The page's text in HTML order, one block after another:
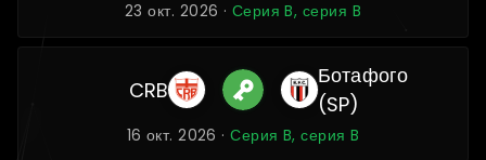
23 окт. 2026 · Серия B, серия B
CRB
Ботафого
(SP)
16 окт. 2026 ·Серия B, серия B